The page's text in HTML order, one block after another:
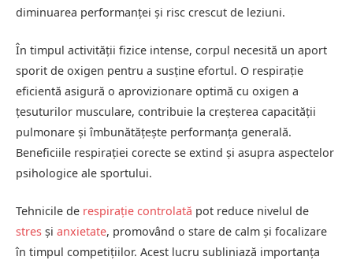
diminuarea performanței și risc crescut de leziuni.
În timpul activității fizice intense, corpul necesită un aport
sporit de oxigen pentru a susține efortul. O respirație
eficientă asigură o aprovizionare optimă cu oxigen a
țesuturilor musculare, contribuie la creșterea capacității
pulmonare și îmbunătățește performanța generală.
Beneficiile respirației corecte se extind și asupra aspectelor
psihologice ale sportului.
Tehnicile de respirație controlată pot reduce nivelul de
stres și anxietate, promovând o stare de calm și focalizare
în timpul competițiilor. Acest lucru subliniază importanța